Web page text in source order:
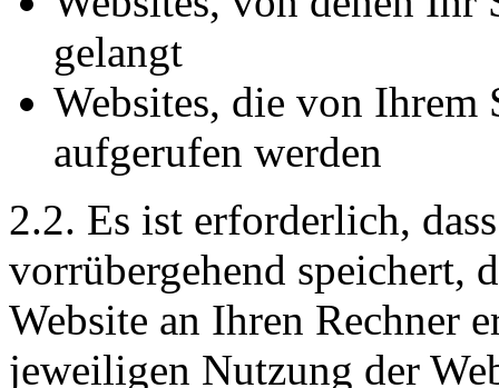
gelangt
Websites, die von Ihrem
aufgerufen werden
2.2. Es ist erforderlich,
vorrübergehend speichert,
Website an Ihren Rechner
jeweiligen Nutzung der